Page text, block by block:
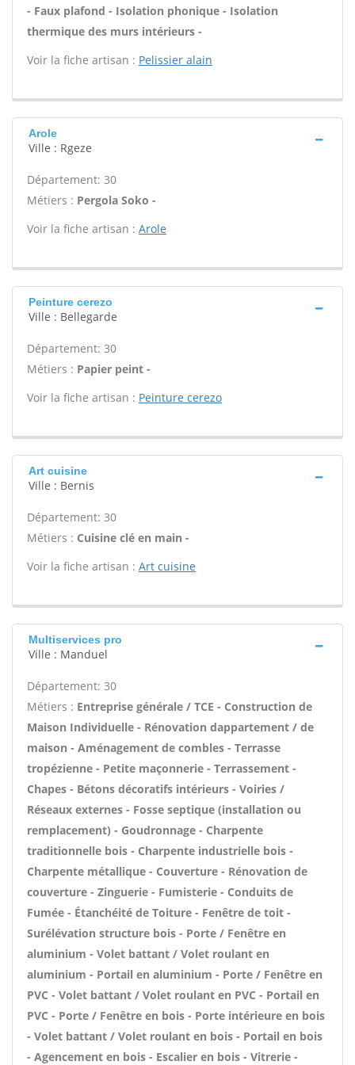
- Faux plafond - Isolation phonique - Isolation
thermique des murs intérieurs -
Voir la fiche artisan : Pelissier alain
Arole
Ville : Rgeze
Département: 30
Métiers : Pergola Soko -
Voir la fiche artisan : Arole
Peinture cerezo
Ville : Bellegarde
Département: 30
Métiers : Papier peint -
Voir la fiche artisan : Peinture cerezo
Art cuisine
Ville : Bernis
Département: 30
Métiers : Cuisine clé en main -
Voir la fiche artisan : Art cuisine
Multiservices pro
Ville : Manduel
Département: 30
Métiers : Entreprise générale / TCE - Construction de
Maison Individuelle - Rénovation dappartement / de
maison - Aménagement de combles - Terrasse
tropézienne - Petite maçonnerie - Terrassement -
Chapes - Bétons décoratifs intérieurs - Voiries /
Réseaux externes - Fosse septique (installation ou
remplacement) - Goudronnage - Charpente
traditionnelle bois - Charpente industrielle bois -
Charpente métallique - Couverture - Rénovation de
couverture - Zinguerie - Fumisterie - Conduits de
Fumée - Étanchéité de Toiture - Fenêtre de toit -
Surélévation structure bois - Porte / Fenêtre en
aluminium - Volet battant / Volet roulant en
aluminium - Portail en aluminium - Porte / Fenêtre en
PVC - Volet battant / Volet roulant en PVC - Portail en
PVC - Porte / Fenêtre en bois - Porte intérieure en bois
- Volet battant / Volet roulant en bois - Portail en bois
- Agencement en bois - Escalier en bois - Vitrerie -